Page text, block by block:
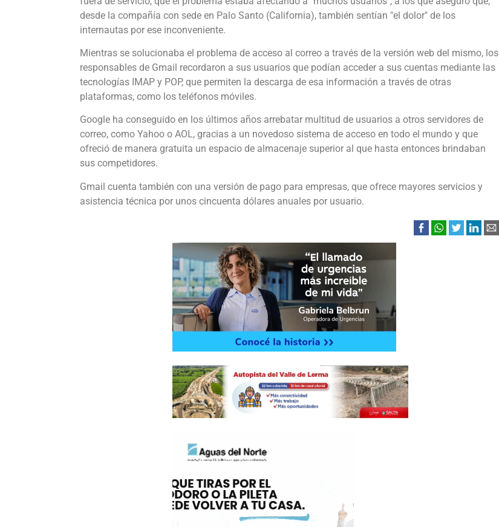
desde la compañía con sede en Palo Santo (California), también sentían "el dolor" de los
internautas por ese inconveniente.
Mientras se solucionaba el problema de acceso al correo a través de la versión web del mismo, los
responsables de Gmail recordaron a sus usuarios que podían acceder a sus cuentas mediante las
tecnologías IMAP y POP, que permiten la descarga de esa información a través de otras
plataformas, como los teléfonos móviles.
Google ha conseguido en los últimos años arrebatar multitud de usuarios a otros servidores de
correo, como Yahoo o AOL, gracias a un novedoso sistema de acceso en todo el mundo y que
ofreció de manera gratuita un espacio de almacenaje superior al que hasta entonces brindaban
sus competidores.
Gmail cuenta también con una versión de pago para empresas, que ofrece mayores servicios y
asistencia técnica por unos cincuenta dólares anuales por usuario.